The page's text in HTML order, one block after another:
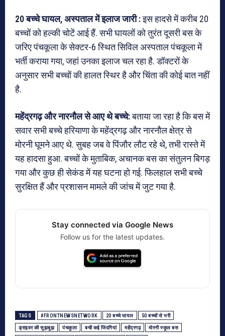
20 बच्चे घायल, अस्पताल में इलाज जारी :इस हादसे में करीब 20
बच्चों को हल्की चोटें आई हैं. सभी घायलों को तुरंत दूसरी बस के
जरिए पंचकूला के सेक्टर-6 स्थित सिविल अस्पताल पंचकूला में
भर्ती कराया गया, जहां उनका इलाज चल रहा है. डॉक्टरों के
अनुसार सभी बच्चों की हालत स्थिर है और चिंता की कोई बात नहीं
है.
महेंद्रगढ़ और नारनौल से आए थे बच्चे:बताया जा रहा है कि बस में
सवार सभी बच्चे हरियाणा के महेंद्रगढ़ और नारनौल क्षेत्र से
मोरनी घूमने आए थे. सुबह जब वे पिंजौर लौट रहे थे, तभी रास्ते में
यह हादसा हुआ. बच्चों के मुताबिक, अचानक बस का संतुलन बिगड़
गया और कुछ ही सेकंड में यह घटना हो गई. फिलहाल सभी बच्चे
सुरक्षित हैं और प्रशासन मामले की जांच में जुट गया है.
Stay connected via Google News
Follow us for the latest updates.
TAGS #FRONTNEWSNETWORK 20 बच्चे घायल 50 बच्चों से भरी
ड्राइवर की सूझबूझ पंचकूला बची कई जिंदगियां महेंद्रगढ़ मोरनी स्कूल बस